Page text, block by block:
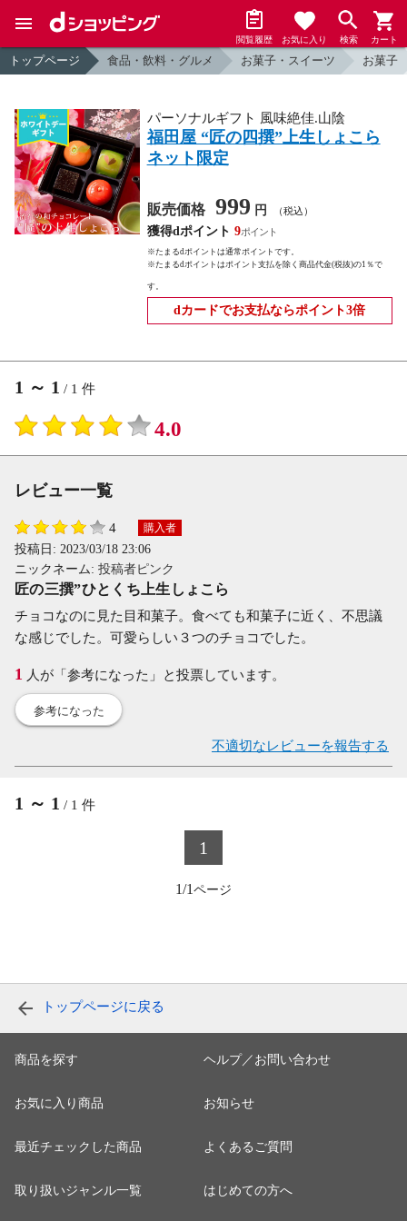
閲覧履歴 お気に入り 検索 カート
トップページ 食品・飲料・グルメ お菓子・スイーツ お菓子
パーソナルギフト 風味絶佳.山陰
福田屋 “匠の四撰”上生しょこら
ネット限定
販売価格 999 円 （税込）
獲得dポイント 9
※たまるdポイントは通常ポイントです。
※たまるdポイントはポイント支払を除く商品代金(税抜)の1％で
す。
dカードでお支払ならポイント3倍
1 ～ 1 / 1 件
4.0
レビュー一覧
4 購入者
投稿日: 2023/03/18 23:06
ニックネーム: 投稿者ピンク
匠の三撰”ひとくち上生しょこら
チョコなのに見た目和菓子。食べても和菓子に近く、不思議
な感じでした。可愛らしい３つのチョコでした。
1 人が「参考になった」と投票しています。
参考になった
不適切なレビューを報告する
1 ～ 1 / 1 件
1
1/1
トップページに戻る
商品を探す
お気に入り商品
最近チェックした商品
取り扱いジャンル一覧
ヘルプ／お問い合わせ
お知らせ
よくあるご質問
はじめての方へ